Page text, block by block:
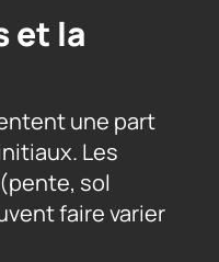
et la
une part
Les
sol
faire varier